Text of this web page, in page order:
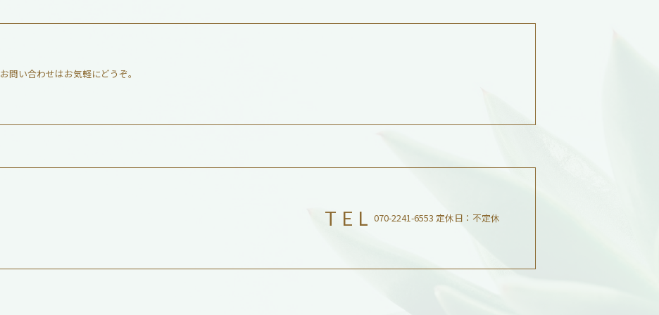
お問い合わせはお気軽にどうぞ。
TEL070-2241-6553 定休日：不定休